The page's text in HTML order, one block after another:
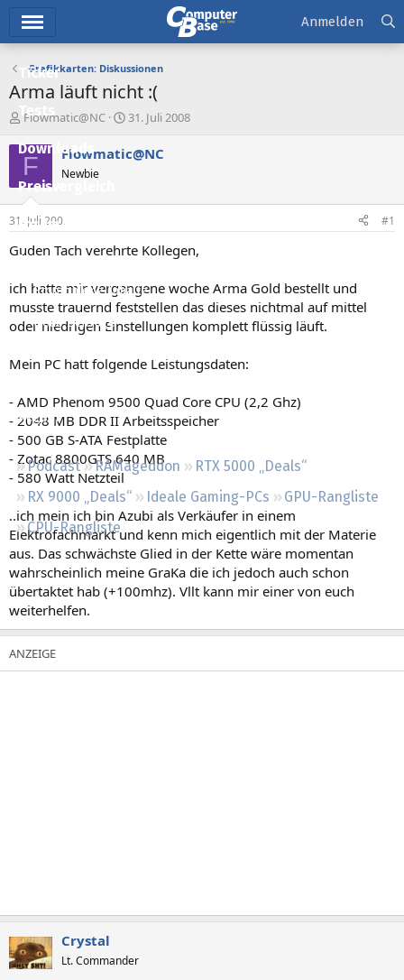
Ticker
Tests
Downloads
Preisvergleich
Forum
Aktuelles
Empfohlene Inhalte
Neue Beiträge
Regeln
Podcast RAMageddon
RTX 5000 „Deals“
RX 9000 „Deals“
Ideale Gaming-PCs
GPU-Rangliste
CPU-Rangliste
Anmelden
Grafikkarten: Diskussionen
Arma läuft nicht :(
E
s
e
e
r
Flowmatic@NC
E
s
t
a
31. Juli 2008
F Flowmatic@NC
Newbie
31. Juli 2008 #1
Guden Tach verehrte Kollegen,
ich hatte mir vergangene woche Arma Gold bestellt und
musste trauernd feststellen das dieses nichtmal auf mittel
oder niedrigen Einstellungen komplett flüssig läuft.
Mein PC hatt folgende Leistungsdaten:
- AMD Phenom 9500 Quad Core CPU (2,2 Ghz)
- 2048 MB DDR II Arbeitsspeicher
- 500 GB S-ATA Festplatte
- Zotac 8800GTS 640 MB
- 580 Watt Netzteil
..ich mein ich bin Azubi als Verkäufer in einem
Elektrofachmarkt und kenn mich eigentlich mit der Materie
aus. Das schwächste Glied in der Kette wäre momentan
wahrscheinlich meine GraKa die ich jedoch auch schon
übertaktet hab (+100mhz). Vllt kann mir einer von euch
weiterhelfen.
Crystal
Lt. Commander